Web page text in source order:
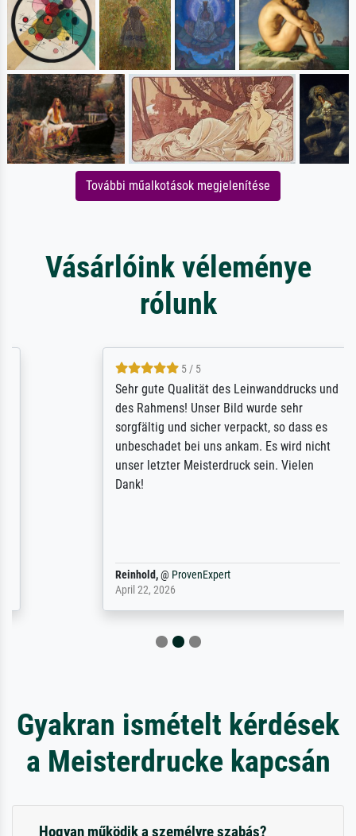
További műalkotások megjelenítése
Vásárlóink véleménye
rólunk
5 / 5
Sehr gute Qualität des Leinwanddrucks und
des Rahmens! Unser Bild wurde sehr
sorgfältig und sicher verpackt, so dass es
unbeschadet bei uns ankam. Es wird nicht
unser letzter Meisterdruck sein. Vielen
@ProvenExpert
April 22, 2026
Gyakran ismételt kérdések
a Meisterdrucke kapcsán
Hogyan működik a személyre szabás?